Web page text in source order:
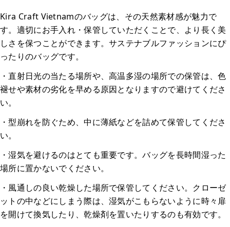
Kira Craft Vietnamのバッグは、その天然素材感が魅力で
す。適切にお手入れ・保管していただくことで、より長く美
しさを保つことができます。サステナブルファッションにぴ
ったりのバッグです。
・直射日光の当たる場所や、高温多湿の場所での保管は、色
褪せや素材の劣化を早める原因となりますので避けてくださ
い。
・型崩れを防ぐため、中に薄紙などを詰めて保管してくださ
い。
・湿気を避けるのはとても重要です。バッグを長時間湿った
場所に置かないでください。
・風通しの良い乾燥した場所で保管してください。クローゼ
ットの中などにしまう際は、湿気がこもらないように時々扉
を開けて換気したり、乾燥剤を置いたりするのも有効です。